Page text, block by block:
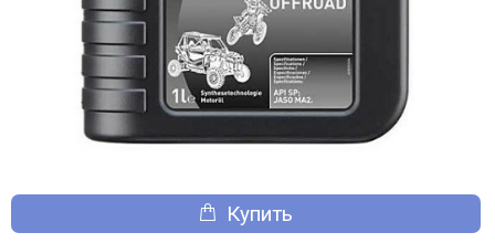
Купить